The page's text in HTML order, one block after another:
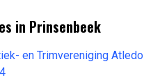
in Prinsenbeek
en Trimvereniging Atledo